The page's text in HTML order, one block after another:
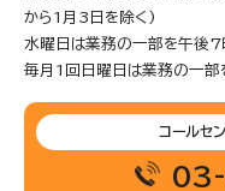
から1月3日を除く)
水曜日は業務の一部を午後7
毎月1回日曜日は業務の一部
コールセ